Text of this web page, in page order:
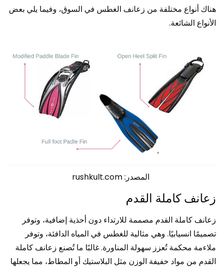
هناك أنواع مختلفة من زعانف الغطس في السوق، وفيما يلي بعض
الأنواع الشائعة.
المصدر: rushkult.com
زعانف كاملة القدم
زعانف كاملة القدم مصممة للارتداء دون أحذية إضافية، وتوفر
تصميمًا انسيابيًا. وهي مثالية للغطس في المياه الدافئة، وتوفر
ملاءمة محكمة تُعزز سهولة المناورة. غالبًا ما تُصنع زعانف كاملة
القدم من مواد خفيفة الوزن مثل البلاستيك أو المطاط، مما يجعلها